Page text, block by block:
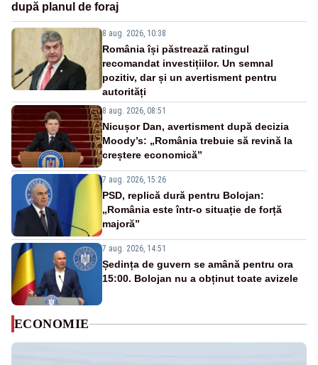
după planul de foraj
8 aug. 2026, 10:38
România își păstrează ratingul
recomandat investițiilor. Un semnal
pozitiv, dar și un avertisment pentru
autorități
8 aug. 2026, 08:51
Nicușor Dan, avertisment după decizia
Moody’s: „România trebuie să revină la
creștere economică”
7 aug. 2026, 15:26
PSD, replică dură pentru Bolojan:
„România este într-o situație de forță
majoră”
7 aug. 2026, 14:51
Ședința de guvern se amână pentru ora
15:00. Bolojan nu a obținut toate avizele
ECONOMIE